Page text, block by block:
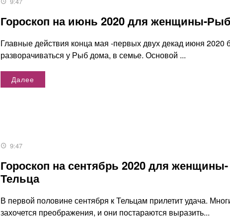
Гороскоп на июнь 2020 для женщины-
Главные действия конца мая -первых двух декад июня 2020
разворачиваться у Рыб дома, в семье. Основой ...
Далее
9:47
Гороскоп на сентябрь 2020 для женщины-
Тельца
В первой половине сентября к Тельцам прилетит удача.
захочется преображения, и они постараются выразить...